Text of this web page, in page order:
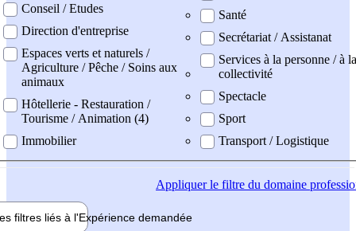
Conseil / Etudes
Direction d'entreprise
Espaces verts et naturels /
Agriculture / Pêche / Soins aux
animaux
Hôtellerie - Restauration /
Tourisme / Animation (4)
Immobilier
Santé
Secrétariat / Assistanat
Services à la personne / à la
collectivité
Spectacle
Sport
Transport / Logistique
Appliquerle filtre du domaine
filtres liés à l'Expérience demandée